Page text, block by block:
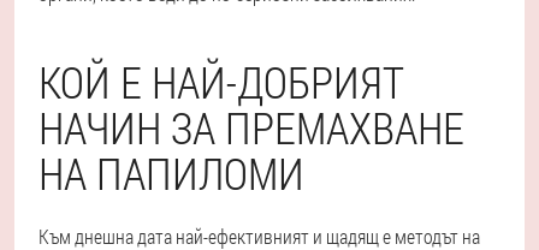
КОЙ Е НАЙ-ДОБРИЯТ
НАЧИН ЗА ПРЕМАХВАНЕ
НА ПАПИЛОМИ
Към днешна дата най-ефективният и щадящ е методът на